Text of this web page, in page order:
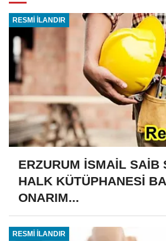
RESMİ İLANDIR
ERZURUM İSMAİL SAİB
HALK KÜTÜPHANESİ
ONARIM...
RESMİ İLANDIR